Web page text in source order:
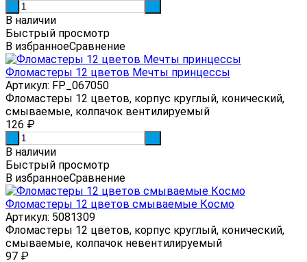
В наличии
Быстрый просмотр
В избранноеСравнение
Фломастеры 12 цветов Мечты принцессы
Артикул: FP_067050
Фломастеры 12 цветов, корпус круглый, конический,
смываемые, колпачок вентилируемый
126 ₽
В наличии
Быстрый просмотр
В избранноеСравнение
Фломастеры 12 цветов смываемые Космо
Артикул: 5081309
Фломастеры 12 цветов, корпус круглый, конический,
смываемые, колпачок невентилируемый
97 ₽